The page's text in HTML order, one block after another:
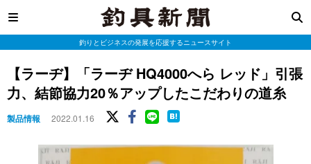
釣りとビジネスの発展を応援するニュースサイト
【ラーヂ】「ラーヂ HQ4000へら レッド」引張
力、結節協力20％アップしたこだわりの道糸
製品情報 2022.01.16